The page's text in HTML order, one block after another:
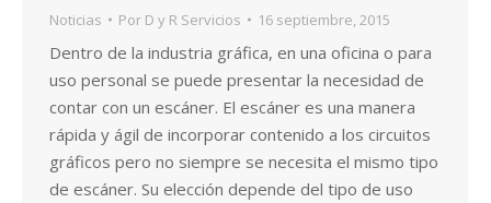
Noticias Por D y R Servicios 16 septiembre, 2015
Dentro de la industria gráfica, en una oficina o para
uso personal se puede presentar la necesidad de
contar con un escáner. El escáner es una manera
rápida y ágil de incorporar contenido a los circuitos
gráficos pero no siempre se necesita el mismo tipo
de escáner. Su elección depende del tipo de uso